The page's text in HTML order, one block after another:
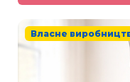
Власне